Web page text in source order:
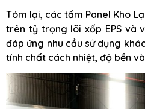
Tóm lại, các tấm Panel Kho
trên tỷ trọng lõi xốp EPS và
đáp ứng nhu cầu sử dụng
tính chất cách nhiệt, độ bền